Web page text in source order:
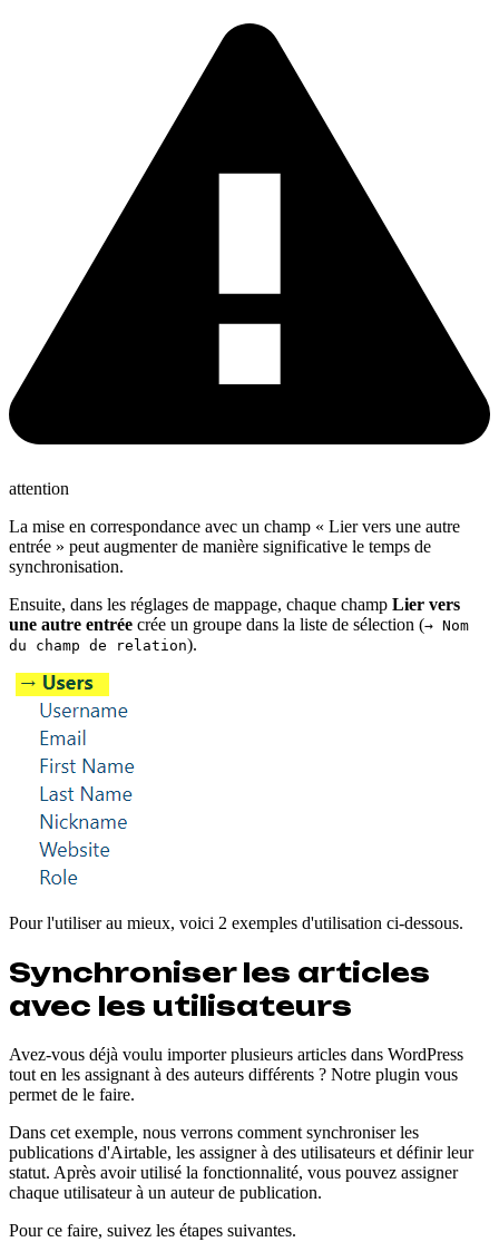
attention
La mise en correspondance avec un champ « Lier vers une autre
entrée » peut augmenter de manière significative le temps de
synchronisation.
Ensuite, dans les réglages de mappage, chaque champ Lier vers
une autre entrée crée un groupe dans la liste de sélection (→ Nom
du champ de relation).
Pour l'utiliser au mieux, voici 2 exemples d'utilisation ci-dessous.
Synchroniser les articles
avec les utilisateurs
Avez-vous déjà voulu importer plusieurs articles dans WordPress
tout en les assignant à des auteurs différents ? Notre plugin vous
permet de le faire.
Dans cet exemple, nous verrons comment synchroniser les
publications d'Airtable, les assigner à des utilisateurs et définir leur
statut. Après avoir utilisé la fonctionnalité, vous pouvez assigner
chaque utilisateur à un auteur de publication.
Pour ce faire, suivez les étapes suivantes.